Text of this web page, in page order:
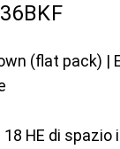
(flat pack) |
HE di spazio